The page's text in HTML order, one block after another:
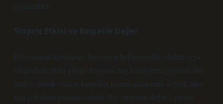
algılanabilir.
Sürpriz Etkisi ve Empatik Değer
Davranışsal iktisatçılar, bireylerin beklenmedik ödüller veya
sürprizlerle daha güçlü duygusal bağ kurduğunu gösterir. Bir
hediye olarak verilen kalsedon taşının ekonomik değeri, alıcı
için çok daha yüksek olabilir. Bu “empatik değer”, piyasa